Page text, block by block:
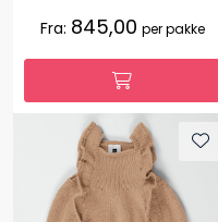
Fra: 845,00 per pakke